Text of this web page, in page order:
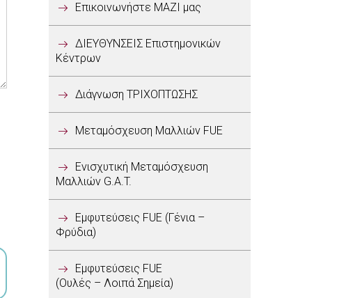
Επικοινωνήστε ΜΑΖΙ μας
ΔΙΕΥΘΥΝΣΕΙΣ Επιστημονικών
Κέντρων
Διάγνωση ΤΡΙΧΟΠΤΩΣΗΣ
Μεταμόσχευση Μαλλιών FUE
Ενισχυτική Μεταμόσχευση
Μαλλιών G.A.T.
Εμφυτεύσεις FUE (Γένια –
Φρύδια)
Εμφυτεύσεις FUE
(Ουλές – Λοιπά Σημεία)